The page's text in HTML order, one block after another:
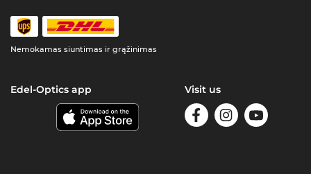
Nemokamas siuntimas ir grąžinimas
Edel-Optics app Visit us